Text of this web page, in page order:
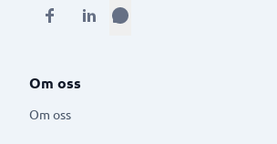
Om oss
Om oss